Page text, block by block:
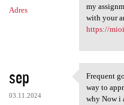
Adres
my
with your
https://
sep
03.11.2024
Frequent
Frequent
way to
why Now i